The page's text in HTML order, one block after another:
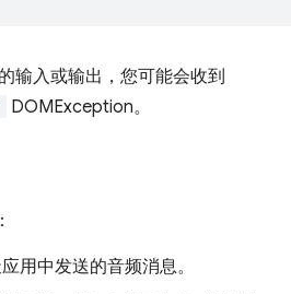
输入或输出，您可能会收到
DOMException。
用中发送的音频消息。